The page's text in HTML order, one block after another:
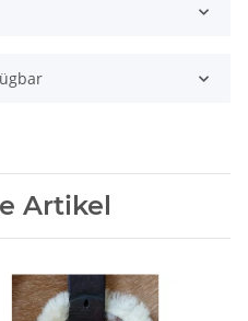
Artikel